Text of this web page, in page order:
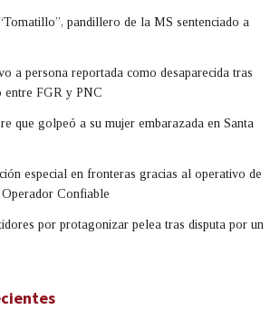
pandillero de la MS sentenciado a
a persona reportada como desaparecida tras
entre FGR y PNC
que golpeó a su mujer embarazada en Santa
especial en fronteras gracias al operativo de
Confiable
por protagonizar pelea tras disputa por un